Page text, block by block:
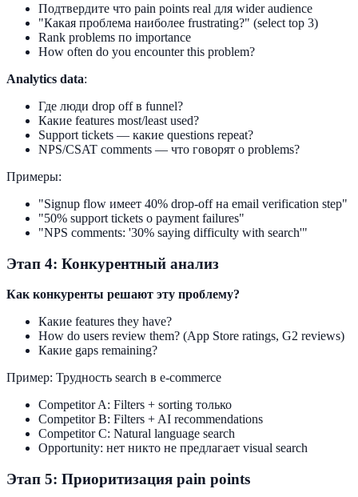
Подтвердите что pain points real для wider audience
"Какая проблема наиболее frustrating?" (select top 3)
Rank problems по importance
How often do you encounter this problem?
Analytics data:
Где люди drop off в funnel?
Какие features most/least used?
Support tickets — какие questions repeat?
NPS/CSAT comments — что говорят о problems?
Примеры:
"Signup flow имеет 40% drop-off на email verification step"
"50% support tickets о payment failures"
"NPS comments: '30% saying difficulty with search'"
Этап 4: Конкурентный анализ
Как конкуренты решают эту проблему?
Какие features they have?
How do users review them? (App Store ratings, G2 reviews)
Какие gaps remaining?
Пример: Трудность search в e-commerce
Competitor A: Filters + sorting только
Competitor B: Filters + AI recommendations
Competitor C: Natural language search
Opportunity: нет никто не предлагает visual search
Этап 5: Приоритизация pain points